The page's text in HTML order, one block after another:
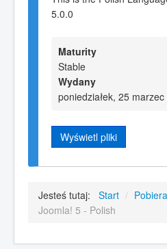
5.0.0
Maturity
Stable
Wydany
poniedziałek, 25
Wyświetl pliki
Jesteś tutaj: Start /
Joomla! 5 - Polish